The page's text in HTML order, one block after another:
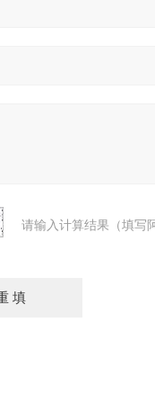
请输入计算结果（填写